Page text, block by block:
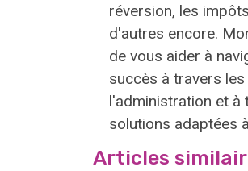
réversion, les
d'autres encore.
de vous aider à
succès à travers
l'administration et à
solutions adaptées
Articles